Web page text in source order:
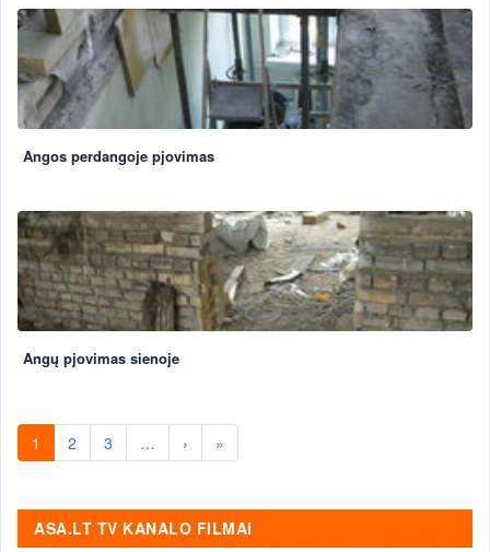
Angos perdangoje pjovimas
Angų pjovimas sienoje
1 2 3 … › »
ASA.LT TV KANALO FILMAI